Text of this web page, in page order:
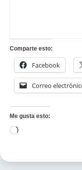
Comparte esto:
Facebook
Correo
Me gusta esto:
Cargando...